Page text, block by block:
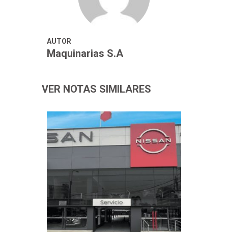
AUTOR
Maquinarias S.A
VER NOTAS SIMILARES